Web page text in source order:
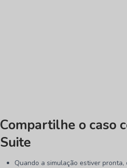
Compartilhe o caso
Suite
Quando a simulação estiver pronta,